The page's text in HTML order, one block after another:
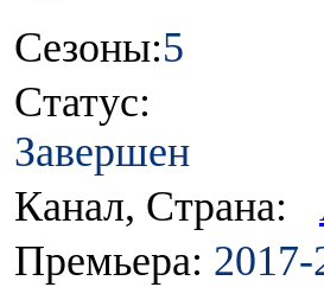
Сезоны:5
Статус:
Завершен
Канал, Страна:
Премьера: 2017-